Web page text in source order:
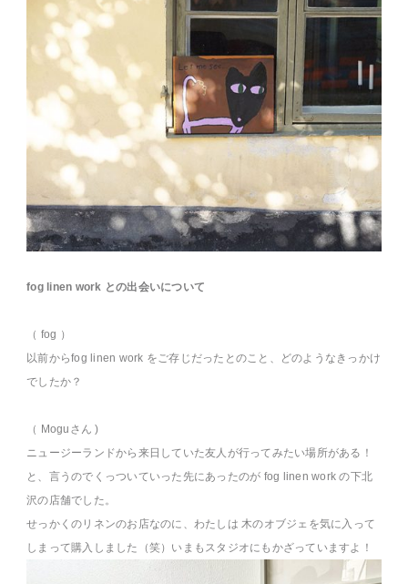
fog linen work との出会いについて
（ fog ）
以前からfog linen work をご存じだったとのこと、どのようなきっかけ
でしたか？
（ Moguさん )
ニュージーランドから来日していた友人が行ってみたい場所がある！
と、言うのでくっついていった先にあったのが fog linen work の下北
沢の店舗でした。
せっかくのリネンのお店なのに、わたしは 木のオブジェを気に入って
しまって購入しました（笑）いまもスタジオにもかざっていますよ！